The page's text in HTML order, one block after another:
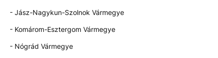
- Jász-Nagykun-Szolnok Vármegye
- Komárom-Esztergom Vármegye
- Nógrád Vármegye